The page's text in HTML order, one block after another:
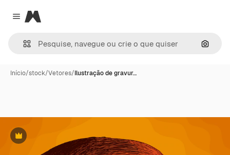
Close menu
Magnific
Início/stock/Vetores/Ilustração de gravur…
Premium